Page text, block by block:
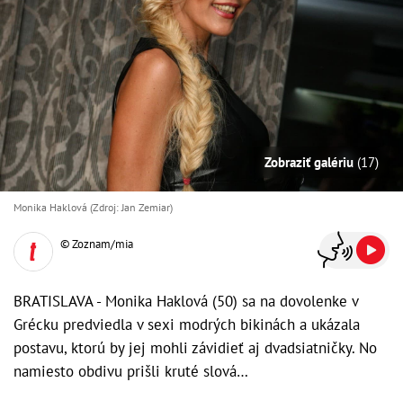
Zobraziť galériu (17)
Monika Haklová (Zdroj: Jan Zemiar)
© Zoznam/mia
BRATISLAVA - Monika Haklová (50) sa na dovolenke v
Grécku predviedla v sexi modrých bikinách a ukázala
postavu, ktorú by jej mohli závidieť aj dvadsiatničky. No
namiesto obdivu prišli kruté slová…